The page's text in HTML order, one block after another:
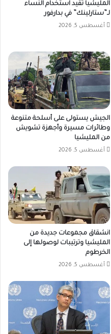
المليشيا تقّيد استخدام النساء
لـ”ستارلينك” في بدارفور
أغسطس 5, 2026
الجيش يستولى على أسلحة متنوعة
وطائرات مسيرة وأجهزة تشويش
من المليشيا
أغسطس 5, 2026
انشقاق مجموعات جديدة من
المليشيا وترتيبات لوصولها إلى
الخرطوم
أغسطس 5, 2026